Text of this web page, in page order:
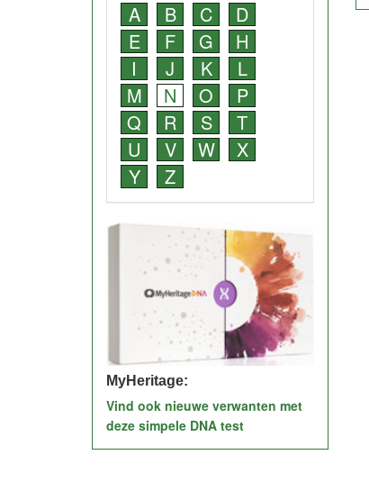
A B C
D
E
F G
H
I
J K
L
M
N O
P
Q
R S
T
U
V W
X
Y
Z
MyHeritage:
Vind ook nieuwe verwanten met
deze simpele DNA test